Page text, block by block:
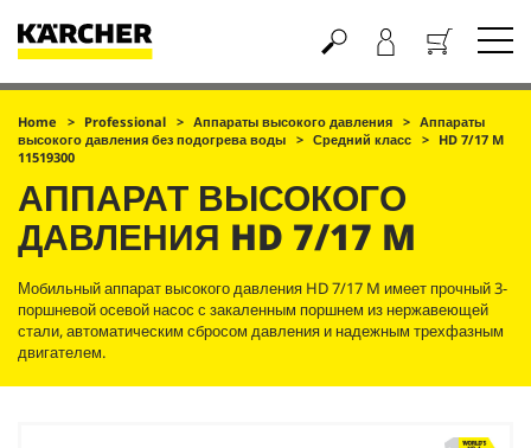
Корзина
Home Professional Аппараты высокого давления
Аппараты
высокого давления без подогрева воды
Средний класс
HD 7/17 M
11519300
АППАРАТ ВЫСОКОГО
ДАВЛЕНИЯ HD 7/17 M
Мобильный аппарат высокого давления HD 7/17 M имеет прочный 3-
поршневой осевой насос с закаленным поршнем из нержавеющей
стали, автоматическим сбросом давления и надежным трехфазным
двигателем.